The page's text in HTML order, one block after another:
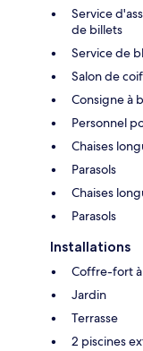
Service
de billets
Service de
Salon de
Consigne à
Personnel
Chaises
Parasols
Chaises
Parasols
Installations
Coffre-fort
Jardin
Terrasse
2 piscines